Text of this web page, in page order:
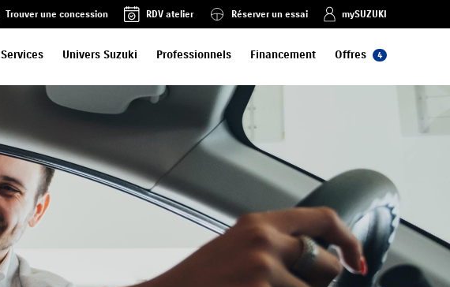
Trouver une concession RDV atelier Réserver un essai mySUZUKI
Services Univers Suzuki Professionnels Financement Offres 4